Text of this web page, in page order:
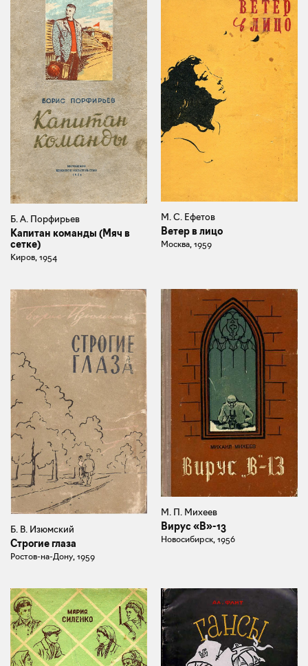
Б. А. Порфирьев
Капитан команды (Мяч в
сетке)
Киров, 1954
М. С. Ефетов
Ветер в лицо
Москва, 1959
Б. В. Изюмский
Строгие глаза
Ростов-на-Дону, 1959
М. П. Михеев
Вирус «В»-13
Новосибирск, 1956